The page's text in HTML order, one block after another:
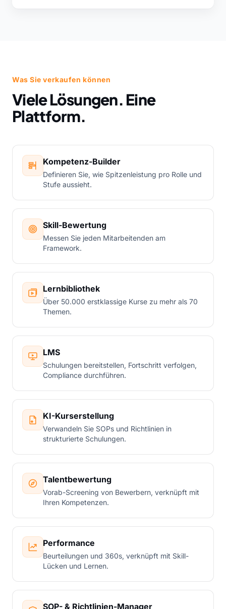
Was Sie verkaufen können
Viele Lösungen. Eine
Plattform.
Kompetenz-Builder
Definieren Sie, wie Spitzenleistung pro Rolle und
Stufe aussieht.
Skill-Bewertung
Messen Sie jeden Mitarbeitenden am
Framework.
Lernbibliothek
Über 50.000 erstklassige Kurse zu mehr als 70
Themen.
LMS
Schulungen bereitstellen, Fortschritt verfolgen,
Compliance durchführen.
KI-Kurserstellung
Verwandeln Sie SOPs und Richtlinien in
strukturierte Schulungen.
Talentbewertung
Vorab-Screening von Bewerbern, verknüpft mit
Ihren Kompetenzen.
Performance
Beurteilungen und 360s, verknüpft mit Skill-
Lücken und Lernen.
SOP- & Richtlinien-Manager